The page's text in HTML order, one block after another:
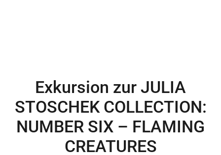
Exkursion zur JULIA
STOSCHEK COLLECTION:
NUMBER SIX – FLAMING
CREATURES